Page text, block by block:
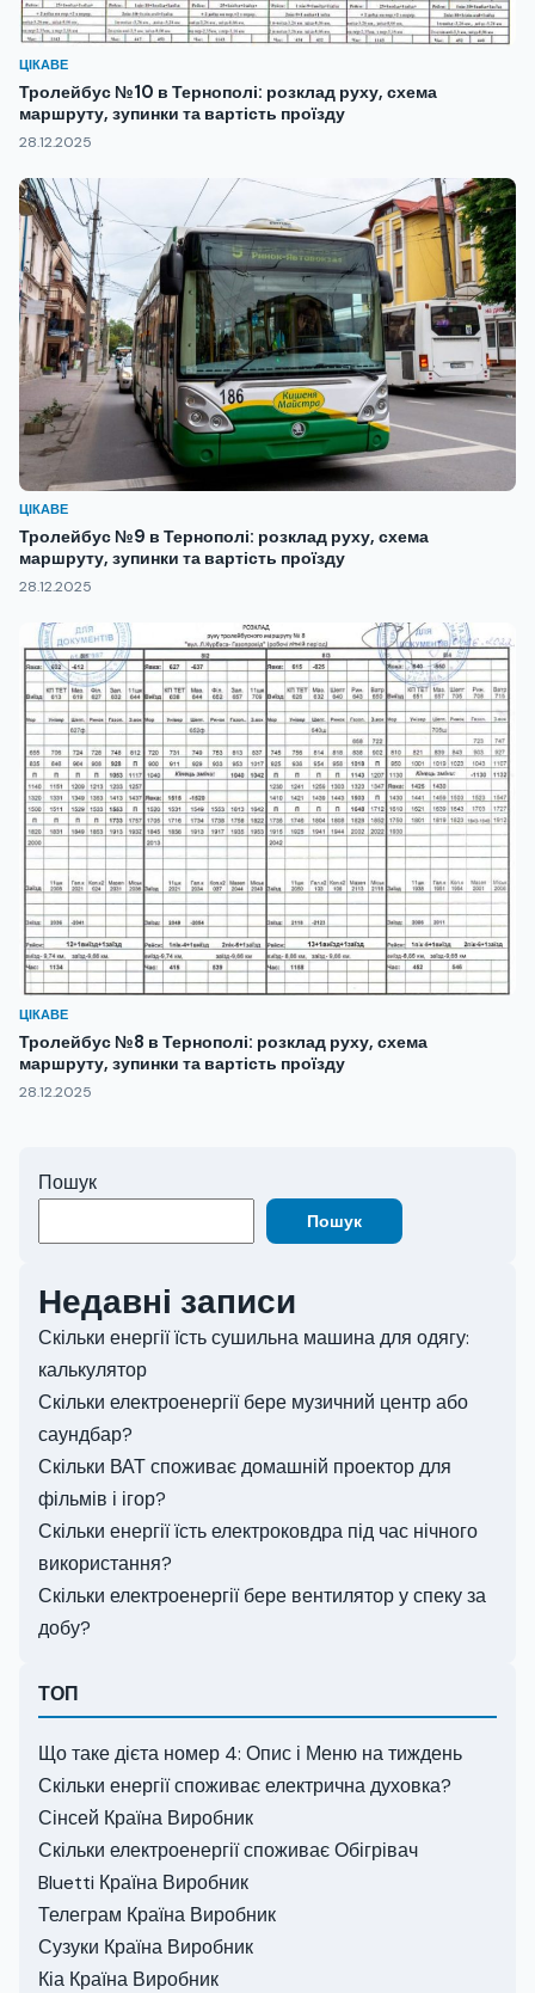
ЦІКАВЕ
Тролейбус №10 в Тернополі: розклад руху, схема
маршруту, зупинки та вартість проїзду
28.12.2025
ЦІКАВЕ
Тролейбус №9 в Тернополі: розклад руху, схема
маршруту, зупинки та вартість проїзду
28.12.2025
ЦІКАВЕ
Тролейбус №8 в Тернополі: розклад руху, схема
маршруту, зупинки та вартість проїзду
28.12.2025
Пошук
Пошук
Недавні записи
Скільки енергії їсть сушильна машина для одягу:
калькулятор
Скільки електроенергії бере музичний центр або
саундбар?
Скільки ВАТ споживає домашній проектор для
фільмів і ігор?
Скільки енергії їсть електроковдра під час нічного
використання?
Скільки електроенергії бере вентилятор у спеку за
добу?
ТОП
Що таке дієта номер 4: Опис і Меню на тиждень
Скільки енергії споживає електрична духовка?
Сінсей Країна Виробник
Скільки електроенергії споживає Обігрівач
Bluetti Країна Виробник
Телеграм Країна Виробник
Сузуки Країна Виробник
Кіа Країна Виробник